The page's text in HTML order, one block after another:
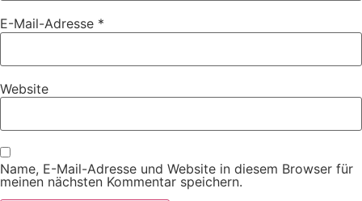
E-Mail-Adresse *
Website
Name, E-Mail-Adresse und Website in diesem Browser für
meinen nächsten Kommentar speichern.